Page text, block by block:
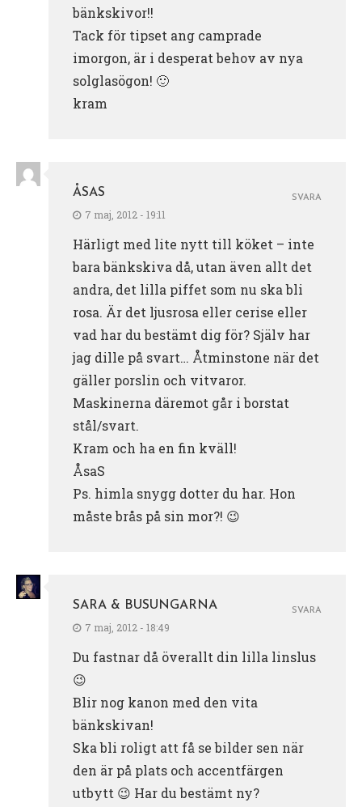
bänkskivor!!
Tack för tipset ang camprade
imorgon, är i desperat behov av nya
solglasögon! 🙂
kram
ÅSAS
7 maj, 2012 - 19:11
Härligt med lite nytt till köket – inte
bara bänkskiva då, utan även allt det
andra, det lilla piffet som nu ska bli
rosa. Är det ljusrosa eller cerise eller
vad har du bestämt dig för? Själv har
jag dille på svart… Åtminstone när det
gäller porslin och vitvaror.
Maskinerna däremot går i borstat
stål/svart.
Kram och ha en fin kväll!
ÅsaS
Ps. himla snygg dotter du har. Hon
måste brås på sin mor?! 😉
SVARA
SARA & BUSUNGARNA
7 maj, 2012 - 18:49
Du fastnar då överallt din lilla linslus
😉
Blir nog kanon med den vita
bänkskivan!
Ska bli roligt att få se bilder sen när
den är på plats och accentfärgen
utbytt 😉 Har du bestämt ny?
SVARA